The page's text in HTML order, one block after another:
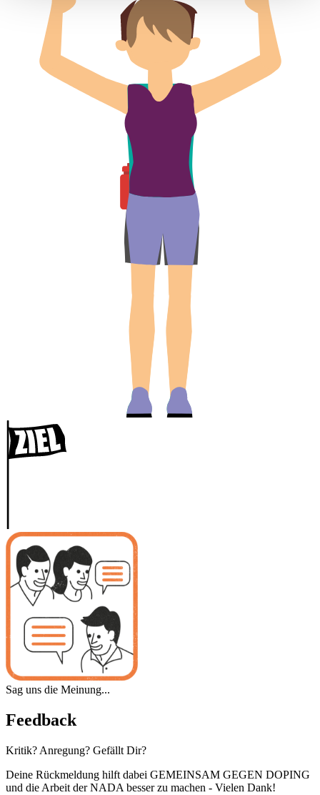
Sag uns die Meinung...
Feedback
Kritik? Anregung? Gefällt Dir?
Deine Rückmeldung hilft dabei GEMEINSAM GEGEN DOPING
und die Arbeit der NADA besser zu machen - Vielen Dank!